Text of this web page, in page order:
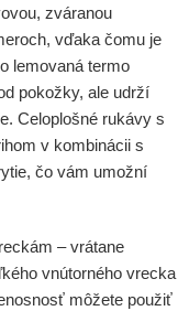
zváranou
vďaka čomu je
lemovaná termo
pokožky, ale udrží
Celoplošné rukávy s
v kombinácii s
čo vám umožní
– vrátane
vnútorného vrecka
môžete použiť